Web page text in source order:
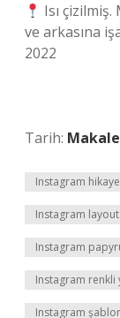
Isı
ve arkasına
2022
Tarih:
Instagram
Instagram layout
Instagram
Instagram renkli
Instagram